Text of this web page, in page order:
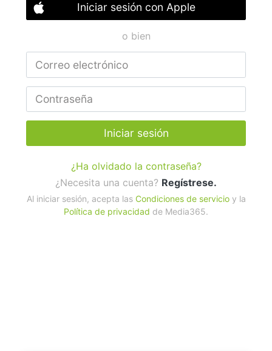
Iniciar sesión con Apple
o bien
Iniciar sesión
¿Ha olvidado la contraseña?
¿Necesita una cuenta? Regístrese.
Al iniciar sesión, acepta las Condiciones de servicioy la
Política de privacidad de Media365.